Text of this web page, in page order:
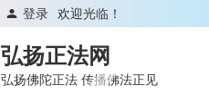
欢迎光临！
登录
弘扬正法网
弘扬佛陀正法 传播佛法正见